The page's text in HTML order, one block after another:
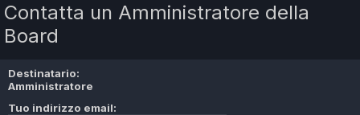
Contatta un Amministratore della
Board
Destinatario:
Amministratore
Tuo indirizzo email: